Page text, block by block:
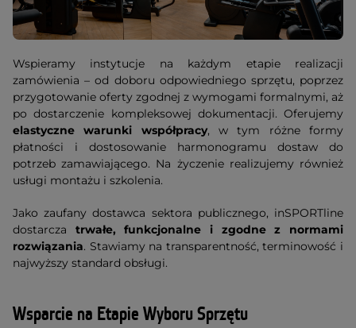
Wspieramy instytucje na każdym etapie realizacji
zamówienia – od doboru odpowiedniego sprzętu, poprzez
przygotowanie oferty zgodnej z wymogami formalnymi, aż
po dostarczenie kompleksowej dokumentacji. Oferujemy
elastyczne warunki współpracy, w tym różne formy
płatności i dostosowanie harmonogramu dostaw do
potrzeb zamawiającego. Na życzenie realizujemy również
usługi montażu i szkolenia.
Jako zaufany dostawca sektora publicznego, inSPORTline
dostarcza trwałe, funkcjonalne i zgodne z normami
rozwiązania. Stawiamy na transparentność, terminowość i
najwyższy standard obsługi.
Wsparcie na Etapie Wyboru Sprzętu